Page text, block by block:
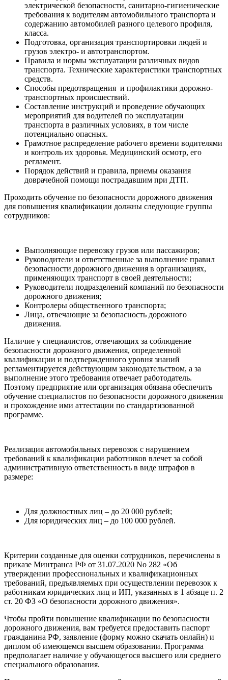
электрической безопасности, санитарно-гигиенические
требования к водителям автомобильного транспорта и
содержанию автомобилей разного целевого профиля,
класса.
Подготовка, организация транспортировки людей и
грузов электро- и автотранспортом.
Правила и нормы эксплуатации различных видов
транспорта. Технические характеристики транспортных
средств.
Способы предотвращения и профилактики дорожно-
транспортных происшествий.
Составление инструкций и проведение обучающих
мероприятий для водителей по эксплуатации
транспорта в различных условиях, в том числе
потенциально опасных.
Грамотное распределение рабочего времени водителями
и контроль их здоровья. Медицинский осмотр, его
регламент.
Порядок действий и правила, приемы оказания
доврачебной помощи пострадавшим при ДТП.
Проходить обучение по безопасности дорожного движения
для повышения квалификации должны следующие группы
сотрудников:
Выполняющие перевозку грузов или пассажиров;
Руководители и ответственные за выполнение правил
безопасности дорожного движения в организациях,
применяющих транспорт в своей деятельности;
Руководители подразделений компаний по безопасности
дорожного движения;
Контролеры общественного транспорта;
Лица, отвечающие за безопасность дорожного
движения.
Наличие у специалистов, отвечающих за соблюдение
безопасности дорожного движения, определенной
квалификации и подтвержденного уровня знаний
регламентируется действующим законодательством, а за
выполнение этого требования отвечает работодатель.
Поэтому предприятие или организация обязана обеспечить
обучение специалистов по безопасности дорожного движения
и прохождение ими аттестации по стандартизованной
программе.
Реализация автомобильных перевозок с нарушением
требований к квалификации работников влечет за собой
административную ответственность в виде штрафов в
размере:
Для должностных лиц – до 20 000 рублей;
Для юридических лиц – до 100 000 рублей.
Критерии созданные для оценки сотрудников, перечислены в
приказе Минтранса РФ от 31.07.2020 No 282 «Об
утверждении профессиональных и квалификационных
требований, предъявляемых при осуществлении перевозок к
работникам юридических лиц и ИП, указанных в 1 абзаце п. 2
ст. 20 ФЗ «О безопасности дорожного движения».
Чтобы пройти повышение квалификации по безопасности
дорожного движения, вам требуется предоставить паспорт
гражданина РФ, заявление (форму можно скачать онлайн) и
диплом об имеющемся высшем образовании. Программа
предполагает наличие у обучающегося высшего или среднего
специального образования.